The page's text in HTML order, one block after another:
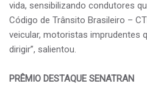
vida, sensibilizando condutores
Código de Trânsito Brasileiro –
veicular, motoristas imprudentes
dirigir”, salientou.
PRÊMIO DESTAQUE SENATRAN